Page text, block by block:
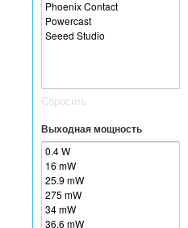
Сбросить
Выходная мощность